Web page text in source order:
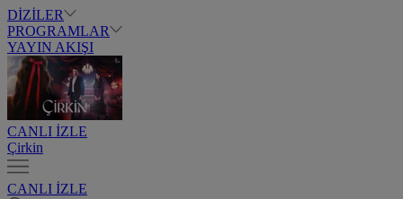
DİZİLER
PROGRAMLAR
YAYIN AKIŞI
CANLI İZLE
Çirkin
CANLI İZLE